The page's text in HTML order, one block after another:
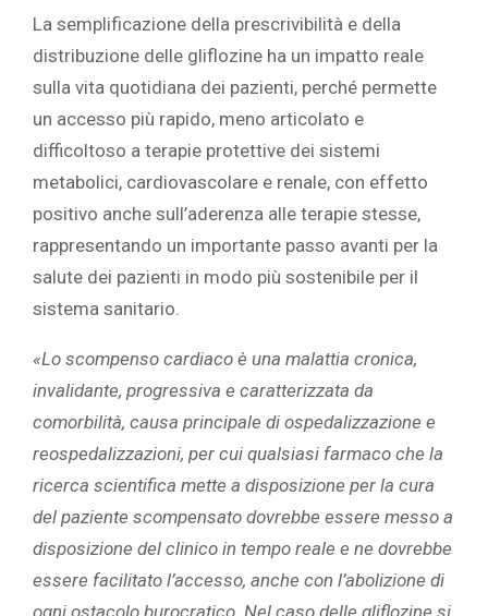
La semplificazione della prescrivibilità e della
distribuzione delle gliflozine ha un impatto reale
sulla vita quotidiana dei pazienti, perché permette
un accesso più rapido, meno articolato e
difficoltoso a terapie protettive dei sistemi
metabolici, cardiovascolare e renale, con effetto
positivo anche sull’aderenza alle terapie stesse,
rappresentando un importante passo avanti per la
salute dei pazienti in modo più sostenibile per il
sistema sanitario.
«Lo scompenso cardiaco è una malattia cronica,
invalidante, progressiva e caratterizzata da
comorbilità, causa principale di ospedalizzazione e
reospedalizzazioni, per cui qualsiasi farmaco che la
ricerca scientifica mette a disposizione per la cura
del paziente scompensato dovrebbe essere messo a
disposizione del clinico in tempo reale e ne dovrebbe
essere facilitato l’accesso, anche con l’abolizione di